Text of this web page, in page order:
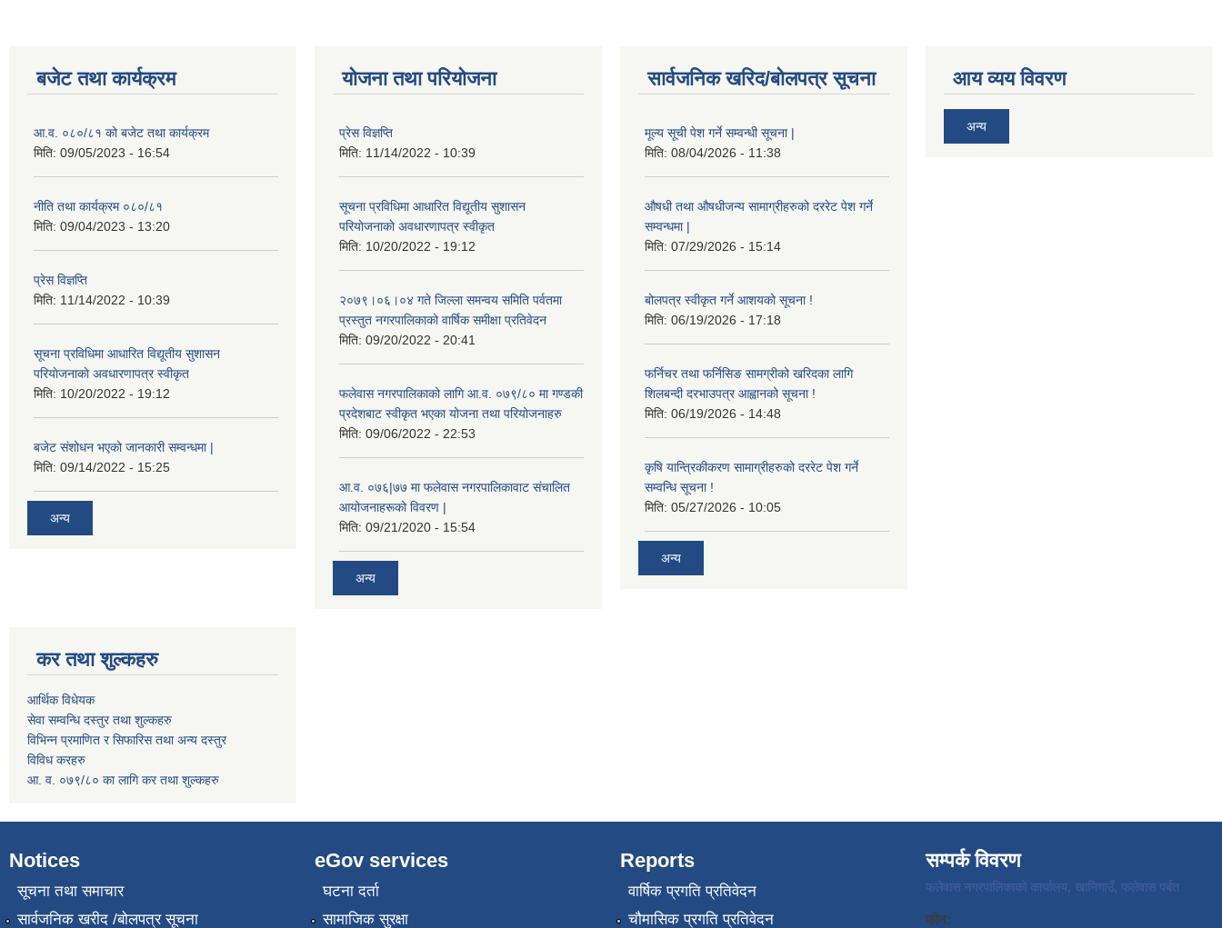
बजेट तथा कार्यक्रम
आ.व. ०८०/८१ को बजेट तथा कार्यक्रम
मिति: 09/05/2023 - 16:54
नीति तथा कार्यक्रम ०८०/८१
मिति: 09/04/2023 - 13:20
प्रेस विज्ञप्ति
मिति: 11/14/2022 - 10:39
सूचना प्रविधिमा आधारित विद्यूतीय सुशासन
परियाेजनाकाे अवधारणापत्र स्वीकृत
मिति: 10/20/2022 - 19:12
बजेट संशोधन भएको जानकारी सम्वन्धमा |
मिति: 09/14/2022 - 15:25
अन्य
योजना तथा परियोजना
प्रेस विज्ञप्ति
मिति: 11/14/2022 - 10:39
सूचना प्रविधिमा आधारित विद्यूतीय सुशासन
परियाेजनाकाे अवधारणापत्र स्वीकृत
मिति: 10/20/2022 - 19:12
२०७९।०६।०४ गते जिल्ला समन्वय समिति पर्वतमा
प्रस्तुत नगरपालिकाको वार्षिक समीक्षा प्रतिवेदन
मिति: 09/20/2022 - 20:41
फलेवास नगरपालिकाको लागि आ.व. ०७९/८० मा गण्डकी
प्रदेशबाट स्वीकृत भएका योजना तथा परियोजनाहरु
मिति: 09/06/2022 - 22:53
आ.व. ०७६|७७ मा फलेवास नगरपालिकावाट संचालित
आयोजनाहरूको विवरण |
मिति: 09/21/2020 - 15:54
अन्य
सार्वजनिक खरिद/बोलपत्र सूचना
मूल्य सूची पेश गर्ने सम्वन्धी सूचना |
मिति: 08/04/2026 - 11:38
औषधी तथा औषधीजन्य सामाग्रीहरुको दररेट पेश गर्ने
सम्वन्धमा |
मिति: 07/29/2026 - 15:14
बोलपत्र स्वीकृत गर्ने आशयको सूचना !
मिति: 06/19/2026 - 17:18
फर्निचर तथा फर्निसिङ सामग्रीको खरिदका लागि
शिलबन्दी दरभाउपत्र आह्वानको सूचना !
मिति: 06/19/2026 - 14:48
कृषि यान्त्रिकीकरण सामाग्रीहरुको दररेट पेश गर्ने
सम्वन्धि सूचना !
मिति: 05/27/2026 - 10:05
अन्य
आय व्यय विवरण
अन्य
कर तथा शुल्कहरु
आर्थिक विधेयक
सेवा सम्वन्धि दस्तुर तथा शुल्कहरु
विभिन्न प्रमाणित र सिफारिस तथा अन्य दस्तुर
विविध करहरु
आ. व. ०७९/८० का लागि कर तथा शुल्कहरु
Notices
सूचना तथा समाचार
सार्वजनिक खरीद /बोलपत्र सूचना
eGov services
घटना दर्ता
सामाजिक सुरक्षा
Reports
वार्षिक प्रगति प्रतिवेदन
चौमासिक प्रगति प्रतिवेदन
सम्पर्क विवरण
फलेवास नगरपालिकाको कार्यालय, खानिगाउँ, फलेवास पर्बत
फोन: